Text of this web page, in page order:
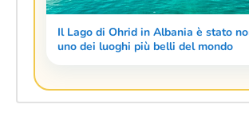
Il Lago di Ohrid in Albania è stato
uno dei luoghi più belli del mondo